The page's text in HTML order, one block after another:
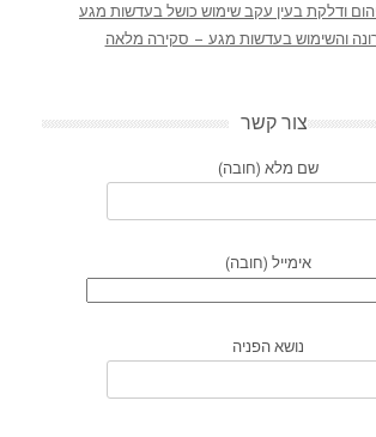
ודלקת בעין עקב שימוש כושל בעדשות מגע
והשימוש בעדשות מגע – סקירה מלאה
צור קשר
שם מלא (חובה)
אימייל (חובה)
נושא הפניה